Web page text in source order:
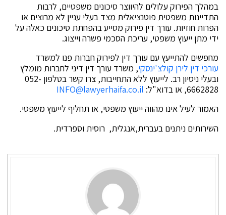
במהלך הפירוק עלולים להיווצר סיכונים משפטיים, לרבות
התדיינות משפטית פוטנציאלית מצד בעלי עניין לא מרוצים או
הפרות חוזיות. עורך דין פירוק מסייע בהפחתת סיכונים כאלה על
ידי מתן ייעוץ משפטי, עריכת הסכמי פשרה וייצוג.
מחפשים להתייעץ עם עורך דין לפירוק חברות פנו למשרד
עורכי דין לירן קולצ'ינסקי, משרד עורך דין דיני לחברות מומלץ
ובעלי ניסיון רב. לייעוץ ללא התחייבות, צרו קשר בטלפון 052-
6662828, או בדוא"ל:
INFO@lawyerhaifa.co.il
האמור לעיל אינו מהווה ייעוץ משפטי, או תחליף לייעוץ משפטי.
השירותים ניתנים בעברית,אנגלית, רוסית וספרדית.